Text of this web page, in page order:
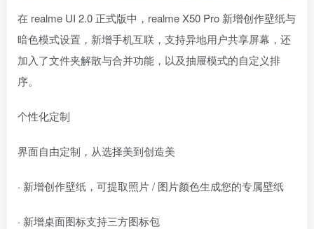
在 realme UI 2.0 正式版中，realme X50 Pro 新增创作壁纸与
暗色模式设置，新增手机互联，支持异地用户共享屏幕，还
加入了文件夹解散与合并功能，以及抽屉模式的自定义排
序。
个性化定制
界面自由定制，从选择美到创造美
· 新增创作壁纸，可提取照片 / 图片颜色生成您的专属壁纸
· 新增桌面图标支持三方图标包